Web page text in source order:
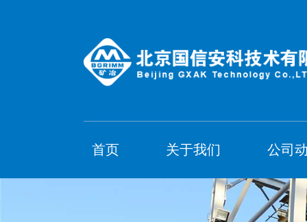
首页 关于我们 公司